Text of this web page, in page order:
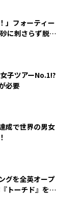
」フォーティー
に刺さらず脱出
子ツアーNo.1!?
必要
成で世界の男女
グを全英オープ
トーチド』を投